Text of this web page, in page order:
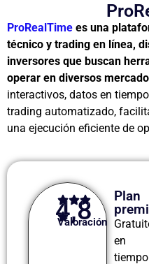
ProRealTime es una
técnico y trading en línea,
inversores que buscan
operar en diversos
interactivos, datos en
trading automatizado,
una ejecución eficiente de
4,8
Valoración
Plan
en
tiempo